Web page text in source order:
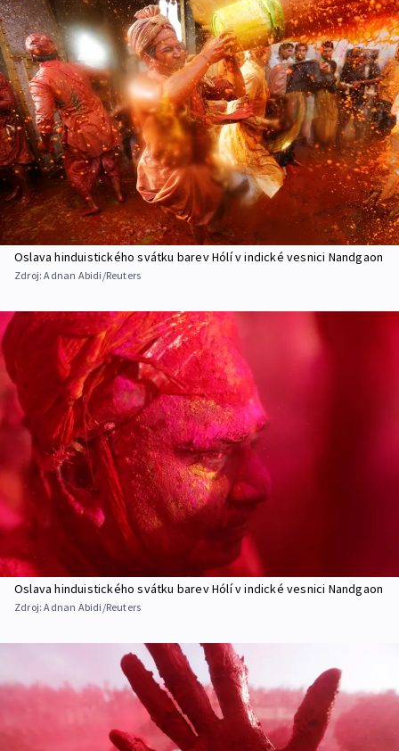
Oslava hinduistického svátku barev Hólí v indické vesnici Nandgaon
Zdroj:Adnan Abidi/Reuters
Oslava hinduistického svátku barev Hólí v indické vesnici Nandgaon
Zdroj:Adnan Abidi/Reuters